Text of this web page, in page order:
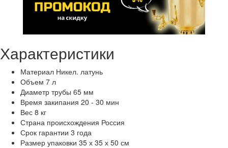
Характеристики
Материал Никел. латунь
Объем 7 л
Диаметр трубы 65 мм
Время закипания 20 - 30 мин
Вес 8 кг
Страна происхождения Россия
Срок гарантии 3 года
Размер упаковки 35 х 35 х 50 см